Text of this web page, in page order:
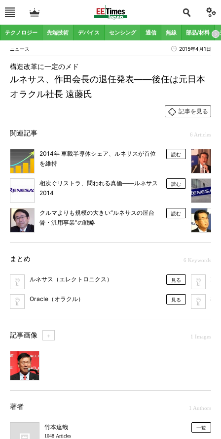
テクノロジー 先端技術 デバイス センシング 通信 無線 部品/材料
ニュース 2015年4月1日
ルネサス、作田会長の退任発表――後任は元日本
オラクル社長 遠藤氏
構造改革に一定のメド
記事を見る
関連記事 6 Articles
2014年 車載半導体シェア、ルネサスが首位
を維持
読む
相次ぐリストラ、問われる真価――ルネサス
2014
読む
クルマよりも規模の大きい“ルネサスの屋台
骨・汎用事業”の戦略
読む
まとめ 6 Keywords
ルネサス（エレクトロニクス） 見る
Oracle（オラクル） 見る
就
構
記事画像 ＋ 1 Images
著者 1 Authors
竹本達哉
1048 Articles
一覧